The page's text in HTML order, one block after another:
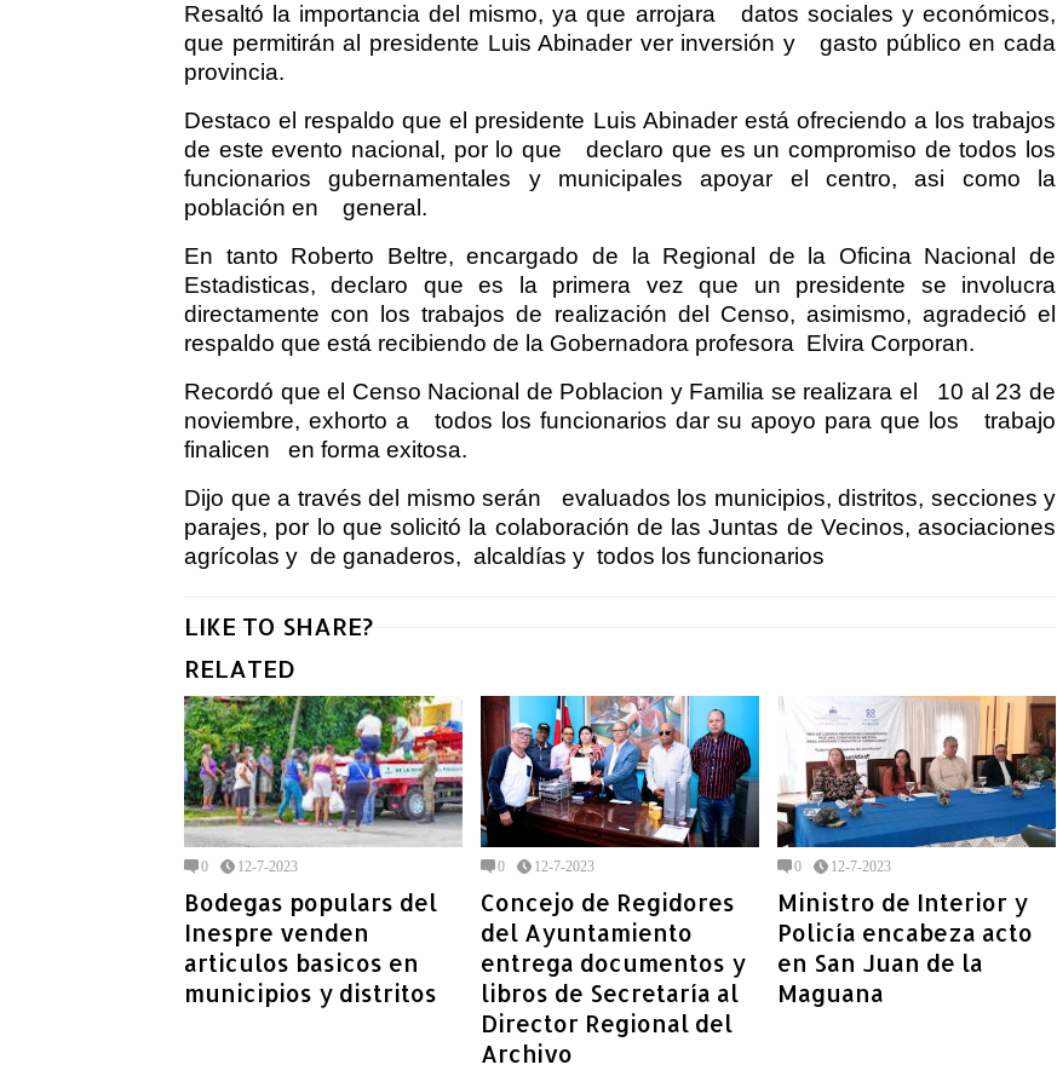
Resaltó la importancia del mismo, ya que arrojara
datos sociales y económicos,
que permitirán al presidente Luis Abinader ver inversión y
gasto público en cada
provincia.
Destaco el respaldo que el presidente Luis Abinader está ofreciendo a los trabajos
de este evento nacional, por lo que
declaro que es un compromiso de todos los
funcionarios gubernamentales y municipales apoyar el centro, asi como la
población en
general.
En tanto Roberto Beltre, encargado de la Regional de la Oficina Nacional de
Estadisticas, declaro que es la primera vez que un presidente se involucra
directamente con los trabajos de realización del Censo, asimismo, agradeció el
respaldo que está recibiendo de la Gobernadora profesora Elvira Corporan.
Recordó que el Censo Nacional de Poblacion y Familia se realizara el
10 al 23 de
noviembre, exhorto a
todos los funcionarios dar su apoyo para que los
trabajo
finalicen
en forma exitosa.
Dijo que a través del mismo serán
evaluados los municipios, distritos, secciones y
parajes, por lo que solicitó la colaboración de las Juntas de Vecinos, asociaciones
agrícolas y de ganaderos, alcaldías y todos los funcionarios
LIKE TO SHARE?
RELATED
0 12-7-2023
Bodegas populars del
Inespre venden
articulos basicos en
municipios y distritos
0 12-7-2023
Concejo de Regidores
del Ayuntamiento
entrega documentos y
libros de Secretaría al
Director Regional del
Archivo
0 12-7-2023
Ministro de Interior y
Policía encabeza acto
en San Juan de la
Maguana